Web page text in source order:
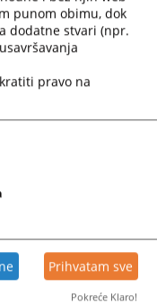
13.03.2026. godine,
06.03.2026. godine,
sudu u
cilju aktiviranja KEP-
punom obimu, dok
dodatne stvari (npr.
pravo na
Prihvatam sve
Pokreće Klaro!